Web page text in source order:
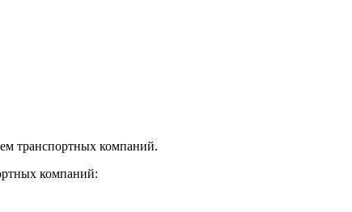
транспортных компаний.
компаний: